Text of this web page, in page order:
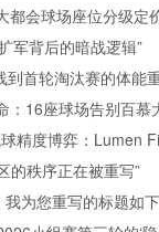
都会球场座位分级定
军背后的暗战逻辑”
到首轮淘汰赛的体能
：16座球场告别百慕
精度博弈：Lumen
**的秩序正在被重写”
为您重写的标题如